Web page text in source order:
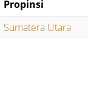
Propinsi
Sumatera Utara